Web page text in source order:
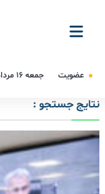
عضویت جمعه ۱۶ مرداد ۱۴۰۵
نتایج جستجو :